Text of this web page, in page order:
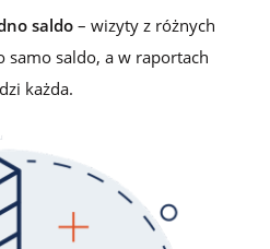
saldo– wizyty z różnych
samo saldo, a w raportach
każda.